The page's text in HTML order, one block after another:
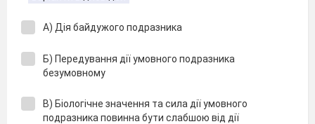
А) Дія байдужого подразника
Б) Передування дії умовного подразника
безумовному
В) Біологічне значення та сила дії умовного
подразника повинна бути слабшою від дії